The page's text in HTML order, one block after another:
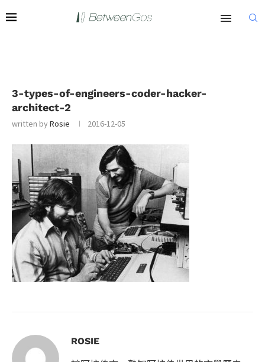
3-types-of-engineers-coder-hacker-
architect-2
written byRosie 2016-12-05
ROSIE